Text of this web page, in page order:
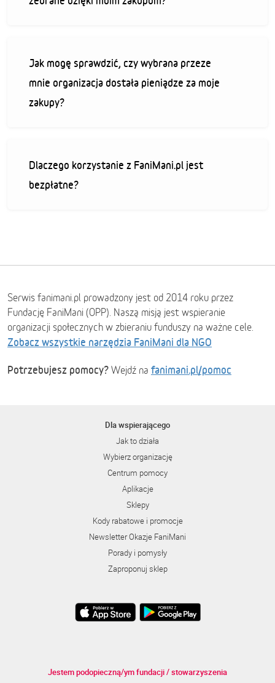
Jak mogę sprawdzić, czy wybrana przeze
mnie organizacja dostała pieniądze za moje
zakupy?
Dlaczego korzystanie z FaniMani.pl jest
bezpłatne?
Serwis fanimani.pl prowadzony jest od 2014 roku przez
Fundację FaniMani (OPP). Naszą misją jest wspieranie
organizacji społecznych w zbieraniu funduszy na ważne cele.
Zobacz wszystkie narzędzia FaniMani dla NGO
Potrzebujesz pomocy? Wejdź na fanimani.pl/pomoc
Dla wspierającego
Jak to działa
Wybierz organizację
Centrum pomocy
Aplikacje
Sklepy
Kody rabatowe i promocje
Newsletter Okazje FaniMani
Porady i pomysły
Zaproponuj sklep
Jestem podopieczną/ym fundacji / stowarzyszenia